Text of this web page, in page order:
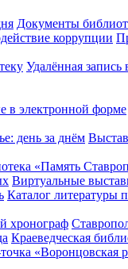
Документы
коррупции
Удалённая запись
в электронной форме
день за днём
«Память
Виртуальные
Каталог литературы
хронограф
Краеведческая
«Воронцовская